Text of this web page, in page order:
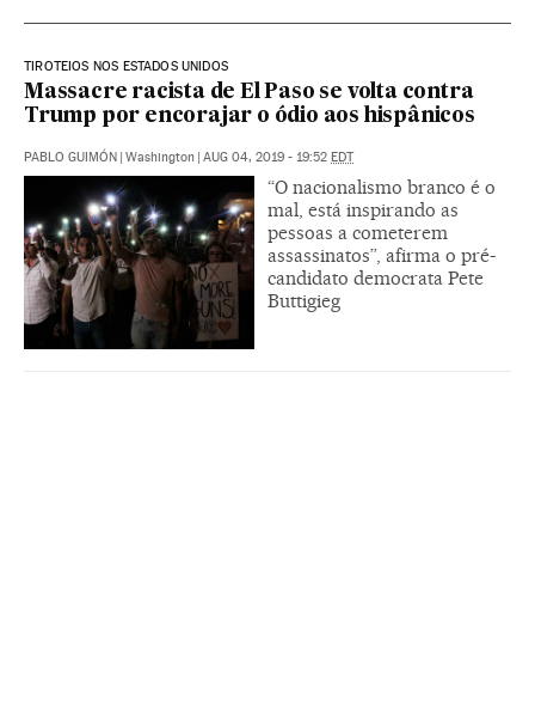
TIROTEIOS NOS ESTADOS UNIDOS
Massacre racista de El Paso se volta contra
Trump por encorajar o ódio aos hispânicos
PABLO GUIMÓN Washington AUG 04, 2019 - 19:52 EDT
“O nacionalismo branco é o
mal, está inspirando as
pessoas a cometerem
assassinatos”, afirma o pré-
candidato democrata Pete
Buttigieg